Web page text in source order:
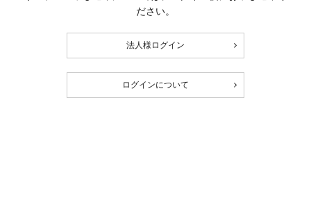
ださい。
法人様ログイン
ログインについて